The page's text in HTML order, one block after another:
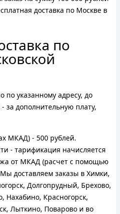
доставка по Москве в
по
по указанному адресу, до
за дополнительную плату,
МКАД) - 500 рублей.
- тарификация начисляется
от МКАД (расчет с помощью
доставляем заказы в Химки,
Долгопрудный, Брехово,
Нахабино, Красногорск,
Лыткино, Поварово и во